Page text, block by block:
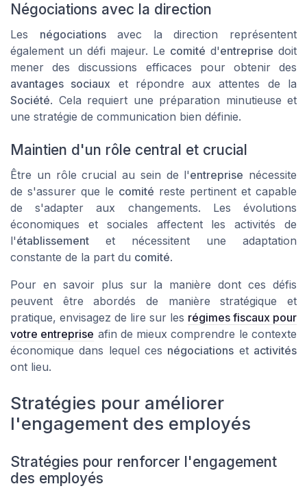
Négociations avec la direction
Les négociationsavec la direction représentent
également un défi majeur. Le comité d'entreprise doit
mener des discussions efficaces pour obtenir des
avantages sociaux et répondre aux attentes de la
Société. Cela requiert une préparation minutieuse et
une stratégie de communication bien définie.
Maintien d'un rôle central et crucial
Être un rôle crucial au sein de l'entreprise nécessite
de s'assurer que le comité reste pertinent et capable
de s'adapter aux changements. Les évolutions
économiques et sociales affectent les activités de
l'établissement et nécessitent une adaptation
constante de la part du comité.
Pour en savoir plus sur la manière dont ces défis
peuvent être abordés de manière stratégique et
pratique, envisagez de lire sur les régimes fiscaux pour
votre entreprise afin de mieux comprendre le contexte
économique dans lequel ces négociations et activités
ont lieu.
Stratégies pour améliorer
l'engagement des employés
Stratégies pour renforcer l'engagement
des employés